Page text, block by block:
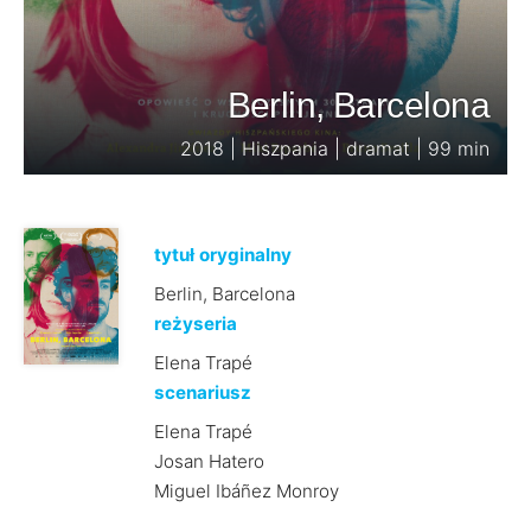
Berlin, Barcelona
2018 | Hiszpania | dramat | 99 min
tytuł oryginalny
Berlin, Barcelona
reżyseria
Elena Trapé
scenariusz
Elena Trapé
Josan Hatero
Miguel Ibáñez Monroy